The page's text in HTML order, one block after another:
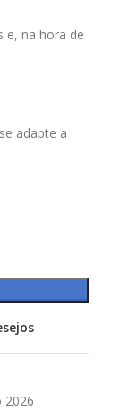
e, na hora de
adapte a
2026